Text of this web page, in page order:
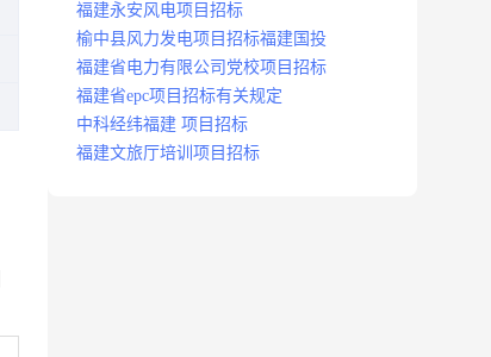
福建永安风电项目招标
榆中县风力发电项目招标福建国投
福建省电力有限公司党校项目招标
福建省epc项目招标有关规定
中科经纬福建 项目招标
福建文旅厅培训项目招标